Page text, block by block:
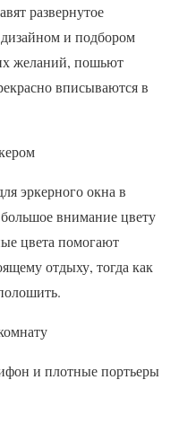
развернутое
и подбором
желаний, пошьют
вписываются в
эркерного окна в
внимание цвету
цвета помогают
отдыху, тогда как
и плотные портьеры